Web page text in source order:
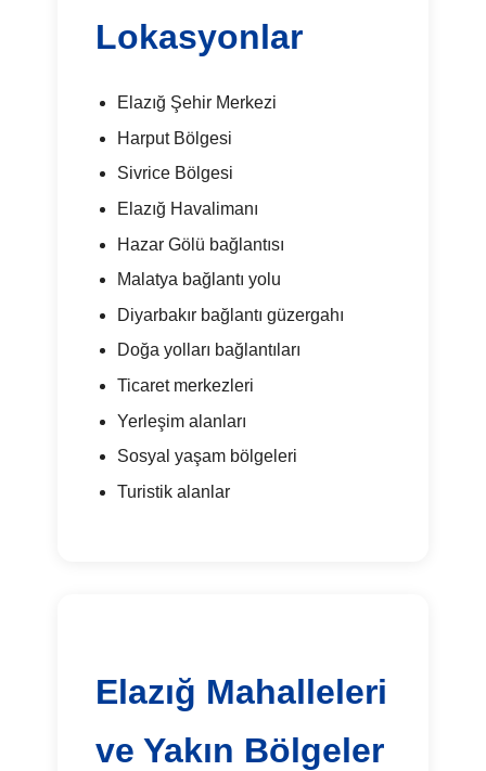
Lokasyonlar
Elazığ Şehir Merkezi
Harput Bölgesi
Sivrice Bölgesi
Elazığ Havalimanı
Hazar Gölü bağlantısı
Malatya bağlantı yolu
Diyarbakır bağlantı güzergahı
Doğa yolları bağlantıları
Ticaret merkezleri
Yerleşim alanları
Sosyal yaşam bölgeleri
Turistik alanlar
Elazığ Mahalleleri
ve Yakın Bölgeler